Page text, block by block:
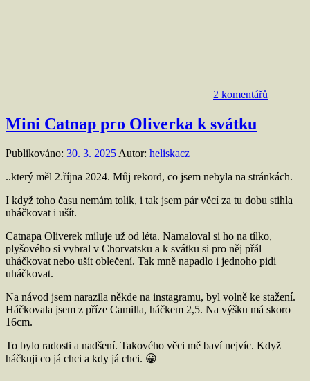
2 komentářů
Mini Catnap pro Oliverka k svátku
Publikováno: 30. 3. 2025 Autor: heliskacz
..který měl 2.října 2024. Můj rekord, co jsem nebyla na stránkách.
I když toho času nemám tolik, i tak jsem pár věcí za tu dobu stihla
uháčkovat i ušít.
Catnapa Oliverek miluje už od léta. Namaloval si ho na tílko,
plyšového si vybral v Chorvatsku a k svátku si pro něj přál
uháčkovat nebo ušít oblečení. Tak mně napadlo i jednoho pidi
uháčkovat.
Na návod jsem narazila někde na instagramu, byl volně ke stažení.
Háčkovala jsem z příze Camilla, háčkem 2,5. Na výšku má skoro
16cm.
To bylo radosti a nadšení. Takového věci mě baví nejvíc. Když
háčkuji co já chci a kdy já chci. 😀